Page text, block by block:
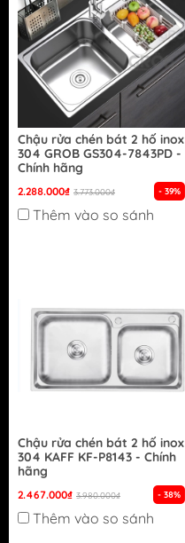
Chậu rửa chén bát 2 hố inox
304 GROB GS304-7843PD -
Chính hãng
2.288.000₫ 3.773.000₫ - 39%
Thêm vào so sánh
Chậu rửa chén bát 2 hố inox
304 KAFF KF-P8143 - Chính
hãng
2.467.000₫ 3.980.000₫ - 38%
Thêm vào so sánh